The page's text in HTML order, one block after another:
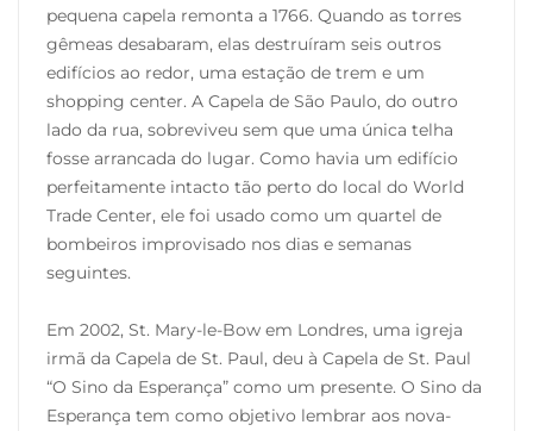
pequena capela remonta a 1766. Quando as torres
gêmeas desabaram, elas destruíram seis outros
edifícios ao redor, uma estação de trem e um
shopping center. A Capela de São Paulo, do outro
lado da rua, sobreviveu sem que uma única telha
fosse arrancada do lugar. Como havia um edifício
perfeitamente intacto tão perto do local do World
Trade Center, ele foi usado como um quartel de
bombeiros improvisado nos dias e semanas
seguintes.
Em 2002, St. Mary-le-Bow em Londres, uma igreja
irmã da Capela de St. Paul, deu à Capela de St. Paul
“O Sino da Esperança” como um presente. O Sino da
Esperança tem como objetivo lembrar aos nova-